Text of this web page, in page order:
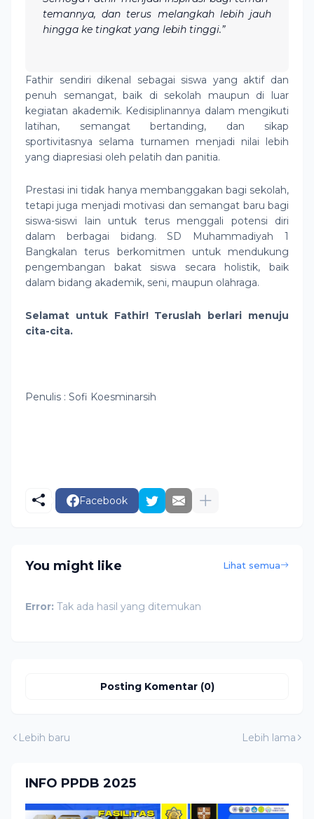
temannya, dan terus melangkah lebih jauh
hingga ke tingkat yang lebih tinggi.”
Fathir sendiri dikenal sebagai siswa yang aktif dan
penuh semangat, baik di sekolah maupun di luar
kegiatan akademik. Kedisiplinannya dalam mengikuti
latihan, semangat bertanding, dan sikap
sportivitasnya selama turnamen menjadi nilai lebih
yang diapresiasi oleh pelatih dan panitia.
Prestasi ini tidak hanya membanggakan bagi sekolah,
tetapi juga menjadi motivasi dan semangat baru bagi
siswa-siswi lain untuk terus menggali potensi diri
dalam berbagai bidang. SD Muhammadiyah 1
Bangkalan terus berkomitmen untuk mendukung
pengembangan bakat siswa secara holistik, baik
dalam bidang akademik, seni, maupun olahraga.
Selamat untuk Fathir! Teruslah berlari menuju
cita-cita.
Penulis : Sofi Koesminarsih
Facebook
You might like Lihat semua
Error: Tak ada hasil yang ditemukan
Posting Komentar (0)
Lebih baru Lebih lama
INFO PPDB 2025